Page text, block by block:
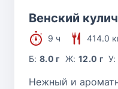
Венский кулич
9 ч
414.0
Б:8.0 г Ж: 12.0 г
Нежный и